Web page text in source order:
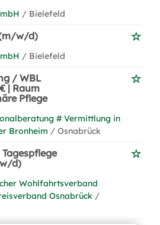
/ Bielefeld
w/d)
/ Bielefeld
/ WBL
| Raum
Pflege
# Vermittlung in
Bronheim / Osnabrück
d)
Wohlfahrtsverband
Osnabrück /